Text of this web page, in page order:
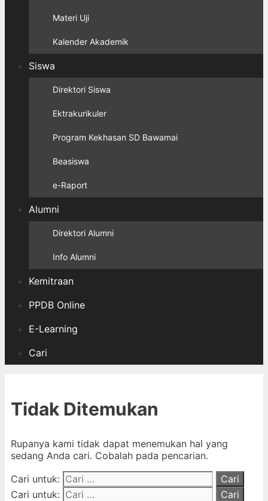
Materi Uji
Kalender Akademik
Siswa
Direktori Siswa
Ektrakurikuler
Program Kekhasan SD Bawamai
Beasiswa
e-Raport
Alumni
Direktori Alumni
Info Alumni
Kemitraan
PPDB Online
E-Learning
Cari
Tidak Ditemukan
Rupanya kami tidak dapat menemukan hal yang
sedang Anda cari. Cobalah pada pencarian.
Cari untuk:
Cari untuk: